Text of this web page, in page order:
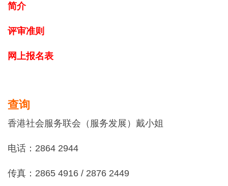
简介
评审准则
网上报名表
查询
香港社会服务联会（服务发展）戴小姐
电话：2864 2944
传真：2865 4916 / 2876 2449